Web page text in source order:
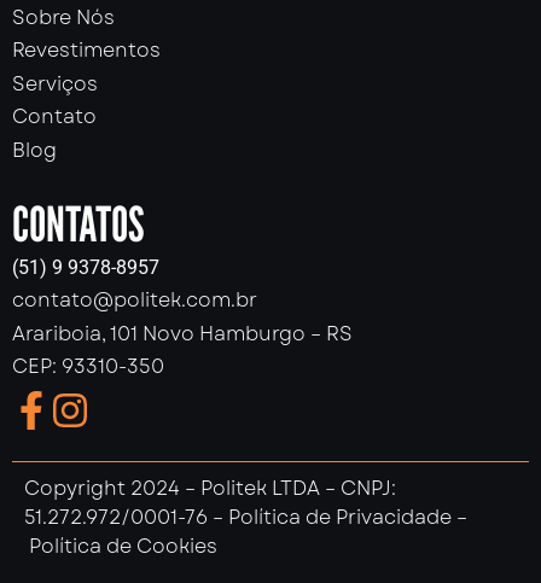
Sobre Nós
Revestimentos
Serviços
Contato
Blog
CONTATOS
(51) 9 9378-8957
contato@politek.com.br
Arariboia, 101 Novo Hamburgo – RS
CEP: 93310-350
Copyright 2024 – Politek LTDA – CNPJ:
51.272.972/0001-76 – Política de Privacidade –
Política de Cookies